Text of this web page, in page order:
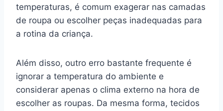
temperaturas, é comum exagerar nas camadas
de roupa ou escolher peças inadequadas para
a rotina da criança.
Além disso, outro erro bastante frequente é
ignorar a temperatura do ambiente e
considerar apenas o clima externo na hora de
escolher as roupas. Da mesma forma, tecidos